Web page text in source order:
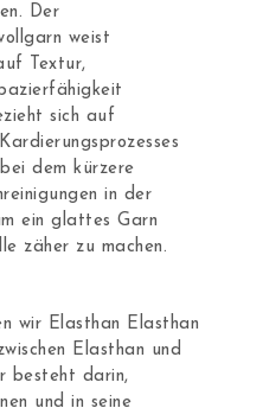
Der
weist
Textur,
sich auf
dem kürzere
in der
ein glattes Garn
zäher zu machen.
wir Elasthan Elasthan
Elasthan und
besteht darin,
und in seine